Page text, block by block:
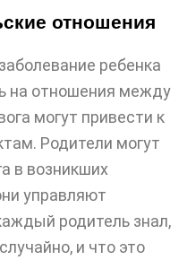
отношения
ребенка
на отношения между
могут привести к
Родители могут
в возникших
управляют
родитель знал,
и что это